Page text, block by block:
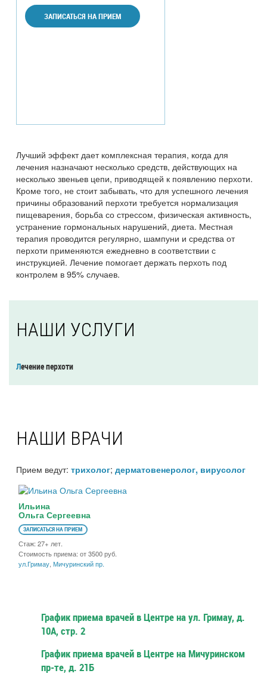
ЗАПИСАТЬСЯ НА ПРИЕМ
Лучший эффект дает комплексная терапия, когда для
лечения назначают несколько средств, действующих на
несколько звеньев цепи, приводящей к появлению перхоти.
Кроме того, не стоит забывать, что для успешного лечения
причины образований перхоти требуется нормализация
пищеварения, борьба со стрессом, физическая активность,
устранение гормональных нарушений, диета. Местная
терапия проводится регулярно, шампуни и средства от
перхоти применяются ежедневно в соответствии с
инструкцией. Лечение помогает держать перхоть под
контролем в 95% случаев.
НАШИ УСЛУГИ
Лечение перхоти
НАШИ ВРАЧИ
Прием ведут: трихолог; дерматовенеролог, вирусолог
Ильина
Ольга Сергеевна
ЗАПИСАТЬСЯ НА ПРИЕМ
Стаж: 27+ лет.
Стоимость приема: от 3500 руб.
ул.Гримау, Мичуринский пр.
График приема врачей в Центре на ул. Гримау, д.
10А, стр. 2
График приема врачей в Центре на Мичуринском
пр-те, д. 21Б